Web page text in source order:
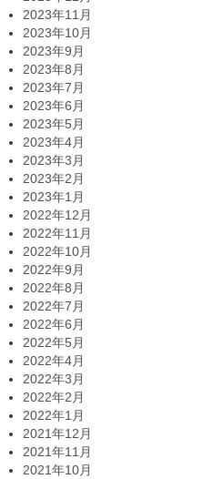
2023年11月
2023年10月
2023年9月
2023年8月
2023年7月
2023年6月
2023年5月
2023年4月
2023年3月
2023年2月
2023年1月
2022年12月
2022年11月
2022年10月
2022年9月
2022年8月
2022年7月
2022年6月
2022年5月
2022年4月
2022年3月
2022年2月
2022年1月
2021年12月
2021年11月
2021年10月